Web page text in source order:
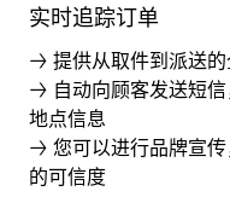
实时追踪订单
→ 提供从取件到派送
→ 自动向顾客发送短
地点信息
→ 您可以进行品牌宣
的可信度